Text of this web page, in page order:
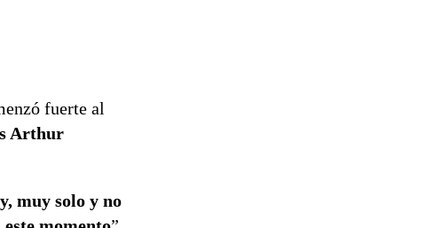
fuerte al
Arthur
muy solo y no